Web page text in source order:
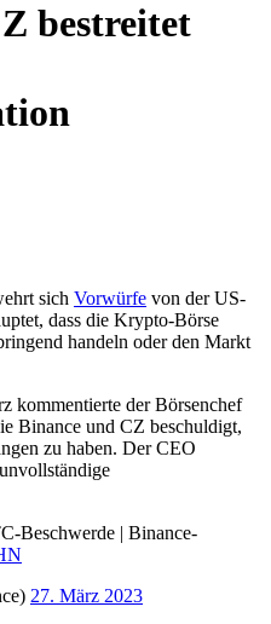
bestreitet
sich Vorwürfe von der US-
dass die Krypto-Börse
handeln oder den Markt
kommentierte der Börsenchef
Binance und CZ beschuldigt,
zu haben. Der CEO
Beschwerde | Binance-
27. März 2023